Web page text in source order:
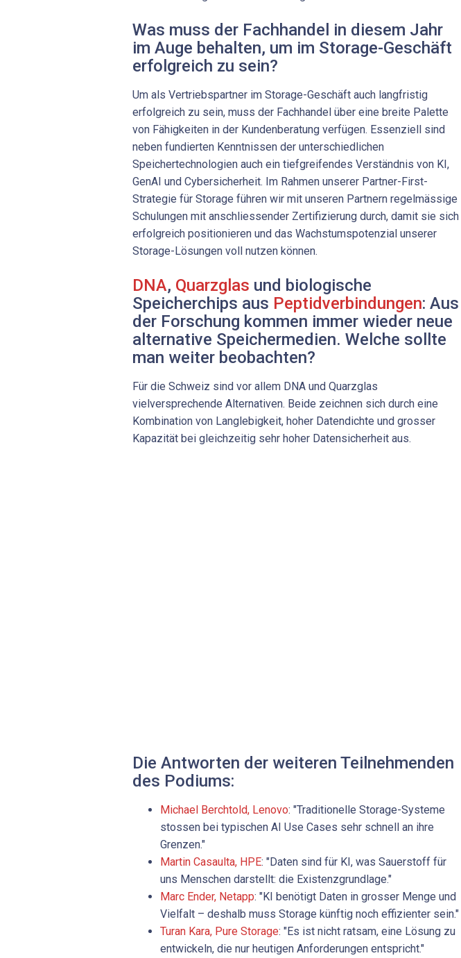
Was muss der Fachhandel in diesem Jahr
im Auge behalten, um im Storage-Geschäft
erfolgreich zu sein?
Um als Vertriebspartner im Storage-Geschäft auch langfristig
erfolgreich zu sein, muss der Fachhandel über eine breite Palette
von Fähigkeiten in der Kundenberatung verfügen. Essenziell sind
neben fundierten Kenntnissen der unterschiedlichen
Speichertechnologien auch ein tiefgreifendes Verständnis von KI,
GenAI und Cybersicherheit. Im Rahmen unserer Partner-First-
Strategie für Storage führen wir mit unseren Partnern regelmässige
Schulungen mit anschliessender Zertifizierung durch, damit sie sich
erfolgreich positionieren und das Wachstumspotenzial unserer
Storage-Lösungen voll nutzen können.
DNA, Quarzglas und biologische
Speicherchips aus Peptidverbindungen: Aus
der Forschung kommen immer wieder neue
alternative Speichermedien. Welche sollte
man weiter beobachten?
Für die Schweiz sind vor allem DNA und Quarzglas
vielversprechende Alternativen. Beide zeichnen sich durch eine
Kombination von Langlebigkeit, hoher Datendichte und grosser
Kapazität bei gleichzeitig sehr hoher Datensicherheit aus.
Die Antworten der weiteren Teilnehmenden
des Podiums:
Michael Berchtold, Lenovo: "Traditionelle Storage-Systeme
stossen bei typischen AI Use Cases sehr schnell an ihre
Grenzen."
Martin ­Casaulta, HPE: "Daten sind für KI, was Sauerstoff für
uns Menschen darstellt: die Existenzgrundlage."
Marc Ender, Netapp: "KI benötigt Daten in grosser Menge und
Vielfalt – deshalb muss Storage künftig noch effizienter sein."
Turan Kara, Pure Storage: "Es ist nicht ratsam, eine Lösung zu
entwickeln, die nur heutigen Anforderungen entspricht."